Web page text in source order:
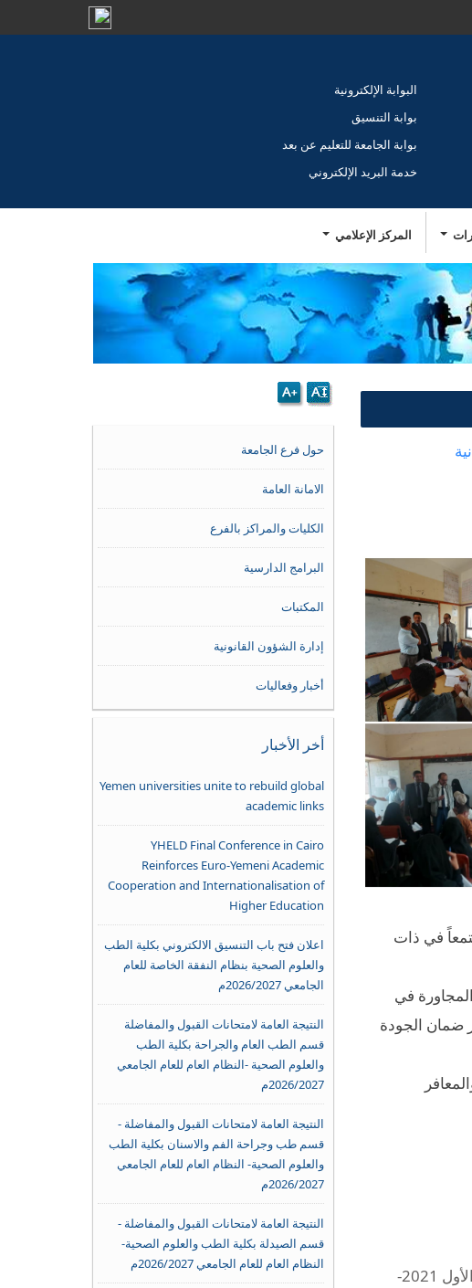
البوابة الإلكترونية
بوابة التنسيق
بوابة الجامعة للتعليم عن بعد
خدمة البريد الإلكتروني
المركز الإعلامي
في ذات
في
ضمان الجودة
دشن نائب رئيس الجامعة لشؤون الفرع أ.د.أحمد الرباصي اليوم الاثنين الامتحانات النهائية للفصل الدراسي الأول 2021-
حول فرع الجامعة
الامانة العامة
الكليات والمراكز بالفرع
البرامج الدارسية
المكتبات
إدارة الشؤون القانونية
أخبار وفعاليات
أخر الأخبار
Yemen universities unite to rebuild global
academic links
YHELD Final Conference in Cairo
Reinforces Euro-Yemeni Academic
Cooperation and Internationalisation of
Higher Education
اعلان فتح باب التنسيق الالكتروني بكلية الطب
والعلوم الصحية بنظام النفقة الخاصة للعام
الجامعي 2026/2027م
النتيجة العامة لامتحانات القبول والمفاضلة
قسم الطب العام والجراحة بكلية الطب
والعلوم الصحية -النظام العام للعام الجامعي
2026/2027م
النتيجة العامة لامتحانات القبول والمفاضلة -
قسم طب وجراحة الفم والاسنان بكلية الطب
والعلوم الصحية- النظام العام للعام الجامعي
2026/2027م
النتيجة العامة لامتحانات القبول والمفاضلة -
قسم الصيدلة بكلية الطب والعلوم الصحية-
النظام العام للعام الجامعي 2026/2027م